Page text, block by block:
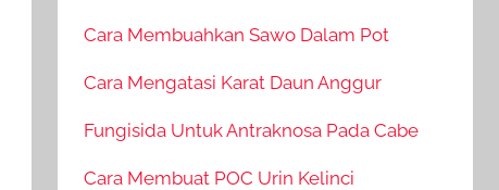
Cara Membuahkan Sawo Dalam Pot
Cara Mengatasi Karat Daun Anggur
Fungisida Untuk Antraknosa Pada Cabe
Cara Membuat POC Urin Kelinci